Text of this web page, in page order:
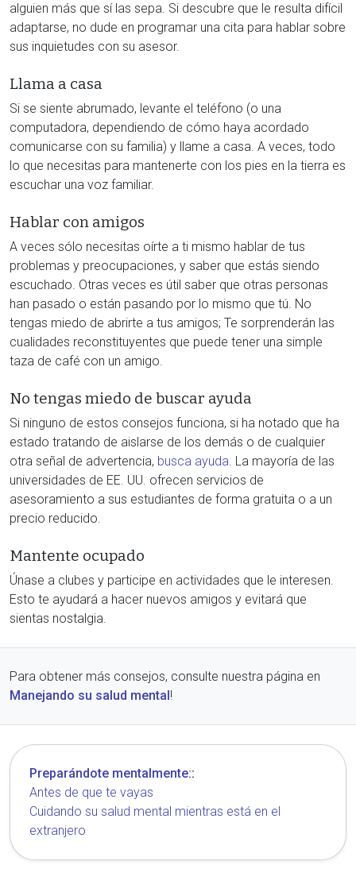
alguien más que sí las sepa. Si descubre que le resulta difícil
adaptarse, no dude en programar una cita para hablar sobre
sus inquietudes con su asesor.
Llama a casa
Si se siente abrumado, levante el teléfono (o una
computadora, dependiendo de cómo haya acordado
comunicarse con su familia) y llame a casa. A veces, todo
lo que necesitas para mantenerte con los pies en la tierra es
escuchar una voz familiar.
Hablar con amigos
A veces sólo necesitas oírte a ti mismo hablar de tus
problemas y preocupaciones, y saber que estás siendo
escuchado. Otras veces es útil saber que otras personas
han pasado o están pasando por lo mismo que tú. No
tengas miedo de abrirte a tus amigos; Te sorprenderán las
cualidades reconstituyentes que puede tener una simple
taza de café con un amigo.
No tengas miedo de buscar ayuda
Si ninguno de estos consejos funciona, si ha notado que ha
estado tratando de aislarse de los demás o de cualquier
otra señal de advertencia, busca ayuda. La mayoría de las
universidades de EE. UU. ofrecen servicios de
asesoramiento a sus estudiantes de forma gratuita o a un
precio reducido.
Mantente ocupado
Únase a clubes y participe en actividades que le interesen.
Esto te ayudará a hacer nuevos amigos y evitará que
sientas nostalgia.
Para obtener más consejos, consulte nuestra página en
Manejando su salud mental!
Preparándote mentalmente::
Antes de que te vayas
Cuidando su salud mental mientras está en el
extranjero